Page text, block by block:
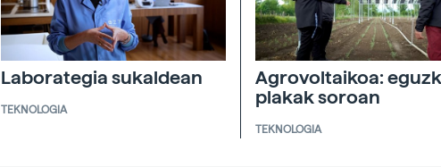
Laborategia sukaldean
TEKNOLOGIA
Agrovoltaikoa:
plakak soroan
TEKNOLOGIA